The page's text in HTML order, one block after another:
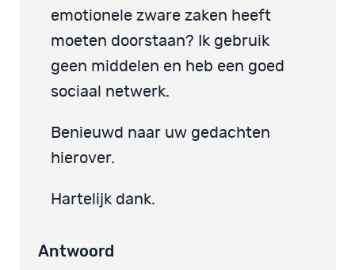
emotionele zware zaken heeft
moeten doorstaan? Ik gebruik
geen middelen en heb een goed
sociaal netwerk.
Benieuwd naar uw gedachten
hierover.
Hartelijk dank.
Antwoord